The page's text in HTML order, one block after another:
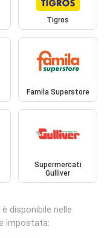
Tigros
Famila Superstore
Supermercati
Gulliver
disponibile nelle
impostata: